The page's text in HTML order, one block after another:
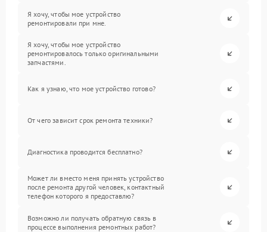
Я хочу, чтобы мое устройство
ремонтировали при мне.
Я хочу, чтобы мое устройство
ремонтировалось только оригинальными
запчастями.
Как я узнаю, что мое устройство готово?
От чего зависит срок ремонта техники?
Диагностика проводится бесплатно?
Может ли вместо меня принять устройство
после ремонта другой человек, контактный
телефон которого я предоставлю?
Возможно ли получать обратную связь в
процессе выполнения ремонтных работ?